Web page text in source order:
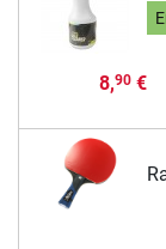
8,90€